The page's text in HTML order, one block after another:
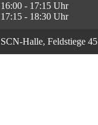
16:00 - 17:15 Uhr
17:15 - 18:30 Uhr
SCN-Halle, Feldstiege 45